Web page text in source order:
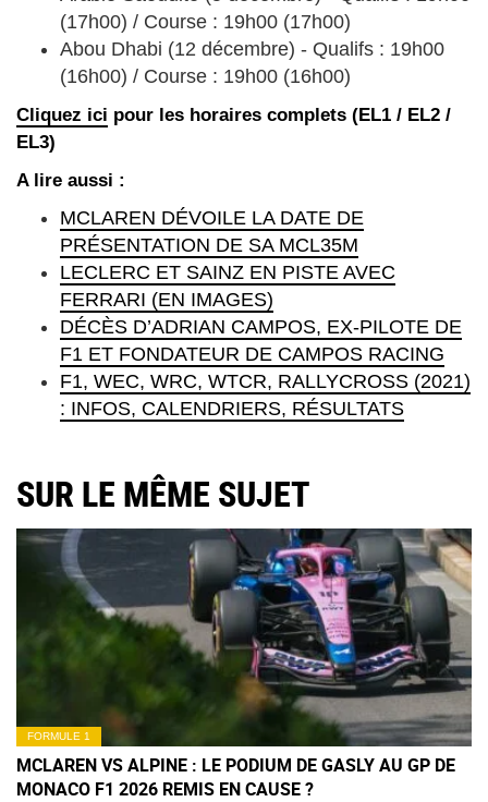
(17h00) / Course : 19h00 (17h00)
Abou Dhabi (12 décembre) - Qualifs : 19h00
(16h00) / Course : 19h00 (16h00)
Cliquez ici pour les horaires complets (EL1 / EL2 /
EL3)
A lire aussi :
MCLAREN DÉVOILE LA DATE DE
PRÉSENTATION DE SA MCL35M
LECLERC ET SAINZ EN PISTE AVEC
FERRARI (EN IMAGES)
DÉCÈS D’ADRIAN CAMPOS, EX-PILOTE DE
F1 ET FONDATEUR DE CAMPOS RACING
F1, WEC, WRC, WTCR, RALLYCROSS (2021)
: INFOS, CALENDRIERS, RÉSULTATS
SUR LE MÊME SUJET
FORMULE 1
MCLAREN VS ALPINE : LE PODIUM DE GASLY AU GP DE
MONACO F1 2026 REMIS EN CAUSE ?